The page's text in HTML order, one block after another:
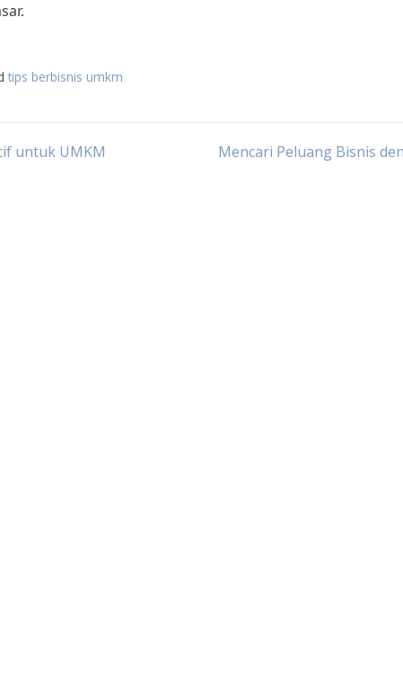
tips berbisnis umkm
untuk UMKM
Mencari Peluang Bisnis